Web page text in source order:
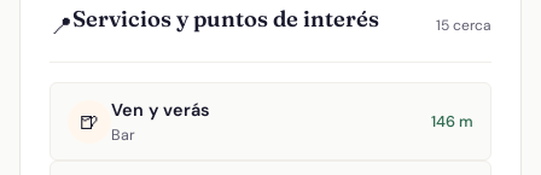
📍Servicios y puntos de interés 15 cerca
🍺 Ven y verás
Bar
146 m